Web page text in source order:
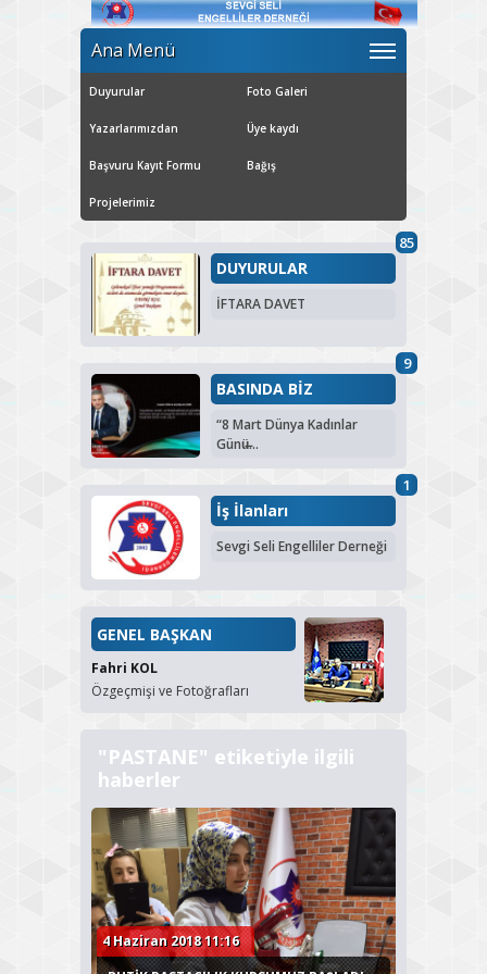
Ana Menü
Duyurular Foto Galeri
Yazarlarımızdan Üye kaydı
Başvuru Kayıt Formu Bağış
Projelerimiz
85
DUYURULAR
İFTARA DAVET
9
BASINDA BİZ
“8 Mart Dünya Kadınlar
Günü̶...
1
İş İlanları
Sevgi Seli Engelliler Derneği
GENEL BAŞKAN
Fahri KOL
Özgeçmişi ve Fotoğrafları
"PASTANE" etiketiyle ilgili
haberler
4 Haziran 2018 11:16